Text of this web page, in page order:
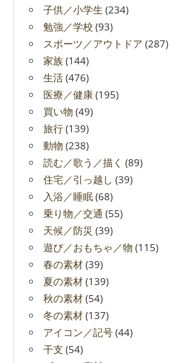
子供／小学生 (234)
勉強／学校 (93)
スポーツ／アウトドア (287)
家族(144)
生活(476)
医療／健康(195)
買い物 (49)
旅行(139)
動物 (238)
読む／歌う／描く (89)
住宅／引っ越し (39)
入浴／睡眠(68)
乗り物／交通 (55)
天候／防災 (39)
遊び／おもちゃ／物 (115)
春の素材(39)
夏の素材(139)
秋の素材(54)
冬の素材(137)
アイコン／記号(44)
干支 (54)